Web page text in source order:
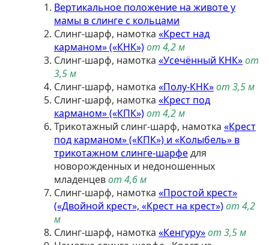
Вертикальное положение на животе у
мамы в слинге с кольцами
Слинг-шарф, намотка «Крест над
карманом» («КНК»)от 4,2 м
Слинг-шарф, намотка «Усечённый КНК»от
3,5 м
Слинг-шарф, намотка «Полу-КНК»от 3,5 м
Слинг-шарф, намотка «Крест под
карманом» («КПК»)от 4,2 м
Трикотажный слинг-шарф, намотка «Крест
под карманом» («КПК») и «Колыбель» в
трикотажном слинге-шарфедля
новорожденных и недоношенных
младенцевот 4,6 м
Слинг-шарф, намотка «Простой крест»
(«Двойной крест», «Крест на крест»)от 4,2
м
Слинг-шарф, намотка «Кенгуру»от 3,5 м